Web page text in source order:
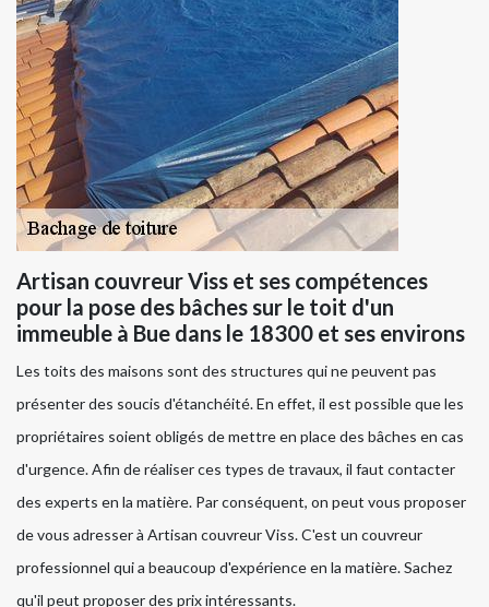
Artisan couvreur Viss et ses compétences
pour la pose des bâches sur le toit d'un
immeuble à Bue dans le 18300 et ses environs
Les toits des maisons sont des structures qui ne peuvent pas
présenter des soucis d'étanchéité. En effet, il est possible que les
propriétaires soient obligés de mettre en place des bâches en cas
d'urgence. Afin de réaliser ces types de travaux, il faut contacter
des experts en la matière. Par conséquent, on peut vous proposer
de vous adresser à Artisan couvreur Viss. C'est un couvreur
professionnel qui a beaucoup d'expérience en la matière. Sachez
qu'il peut proposer des prix intéressants.